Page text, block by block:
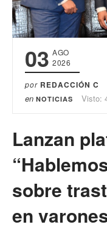
03 AGO
2026
por REDACCIÓN C
en NOTICIAS Visto:
Lanzan
sobre
en